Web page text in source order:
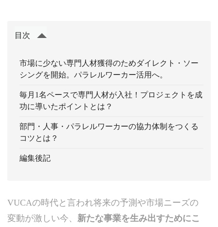
目次
市場に少ない専門人材獲得のためダイレクト・ソー
シングを開始。パラレルワーカー活用へ。
毎月1名ペースで専門人材が入社！プロジェクトを成
功に導いたポイントとは？
部門・人事・パラレルワーカーの協力体制をつくる
コツとは？
編集後記
VUCAの時代と言われ将来の予測や市場ニーズの
変動が激しい今、 新たな事業を生み出すためにこ